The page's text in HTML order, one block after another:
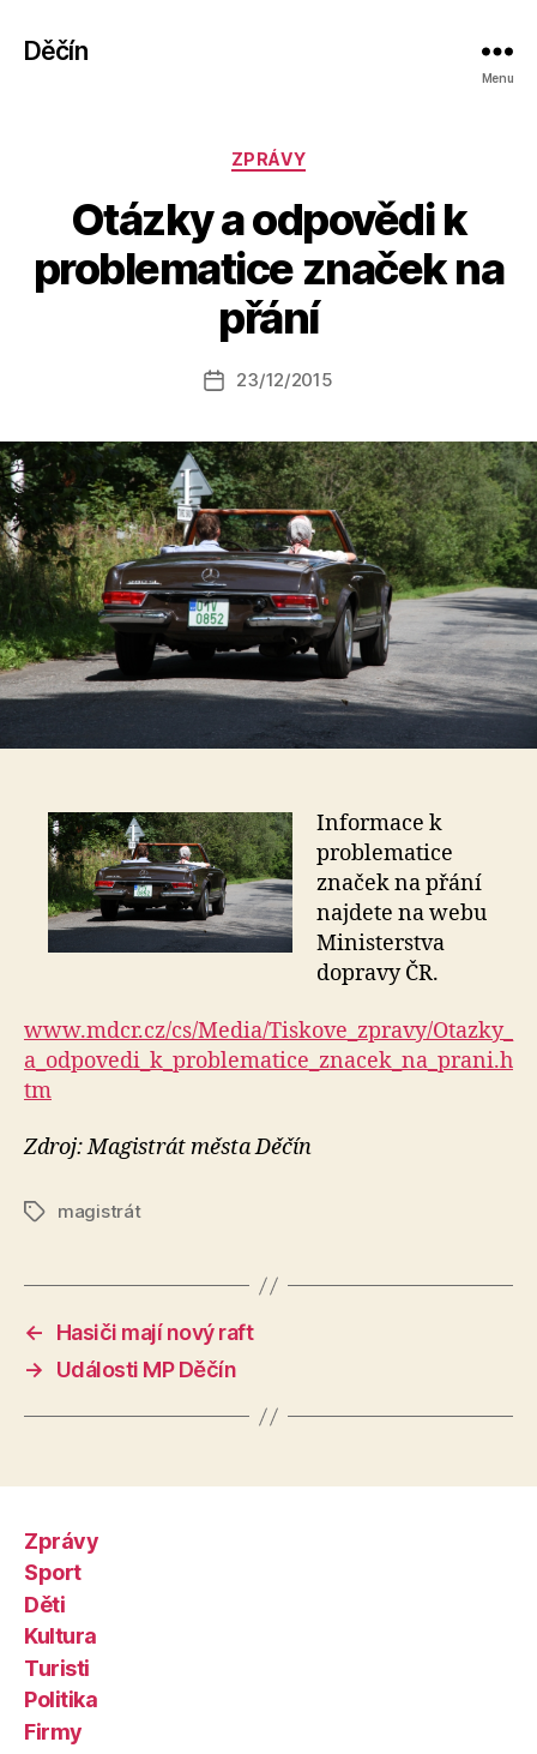
Děčín
Menu
Rubriky
ZPRÁVY
Otázky a odpovědi k
problematice značek na
přání
Autor
příspěvku
A
u
t
a
s
o
Datum
23/12/2015
Informace k
problematice
značek na přání
najdete na webu
Ministerstva
dopravy ČR.
www.mdcr.cz/cs/Media/Tiskove_zpravy/Otazky_
a_odpovedi_k_problematice_znacek_na_prani.h
tm
Zdroj: Magistrát města Děčín
Štítkymagistrát
←
Hasiči mají nový raft
→
Události MP Děčín
Zprávy
Sport
Děti
Kultura
Turisti
Politika
Firmy